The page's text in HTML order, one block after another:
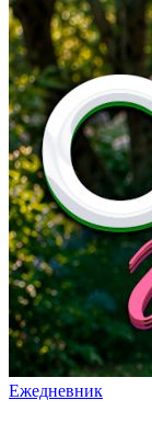
Ежедневник